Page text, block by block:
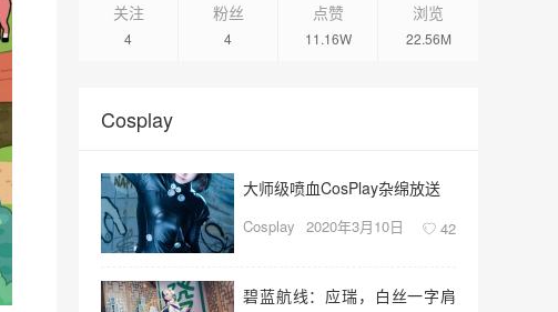
关注
4
粉丝
4
点赞
11.16W
浏览
22.56M
Cosplay
大师级喷血CosPlay杂绵放送
Cosplay 2020年3月10日 42
碧蓝航线：应瑞，白丝一字肩